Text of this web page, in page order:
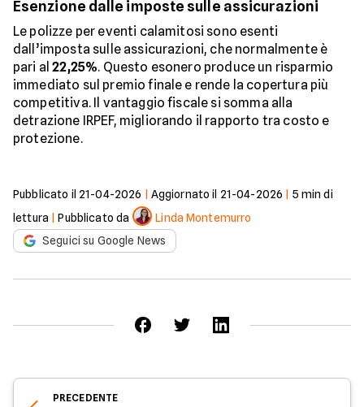
Esenzione dalle imposte sulle assicurazioni
Le polizze per eventi calamitosi sono esenti
dall’imposta sulle assicurazioni, che normalmente è
pari al22,25%. Questo esonero produce un risparmio
immediato sul premio finale e rende la copertura più
competitiva. Il vantaggio fiscale si somma alla
detrazione IRPEF, migliorando il rapporto tra costo e
protezione.
Pubblicato il 21-04-2026 Aggiornato il 21-04-2026 5 min di
lettura |Pubblicato da
Linda Montemurro
Seguici su Google News
PRECEDENTE